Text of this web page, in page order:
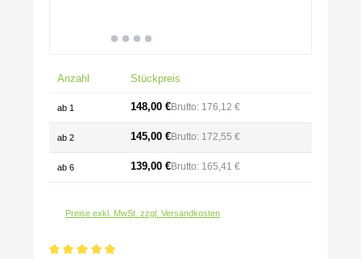
Anzahl Stückpreis
ab 1 148,00 €Brutto: 176,12 €
ab 2 145,00 €Brutto: 172,55 €
ab 6 139,00 €Brutto: 165,41 €
Preise exkl. MwSt. zzgl. Versandkosten